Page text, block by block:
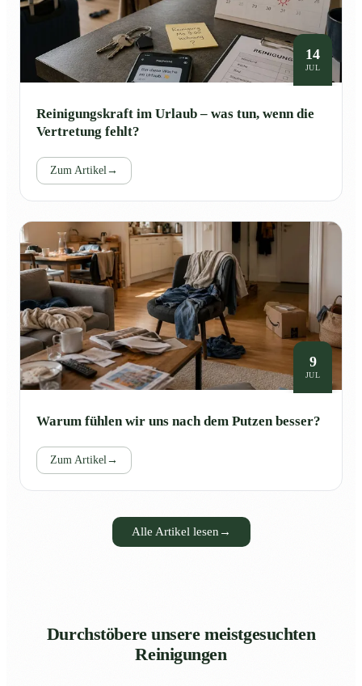
14
JUL
Reinigungskraft im Urlaub – was tun, wenn die
Vertretung fehlt?
Zum Artikel →
9
JUL
Warum fühlen wir uns nach dem Putzen besser?
Zum Artikel →
Alle Artikel lesen →
Durchstöbere unsere meistgesuchten
Reinigungen